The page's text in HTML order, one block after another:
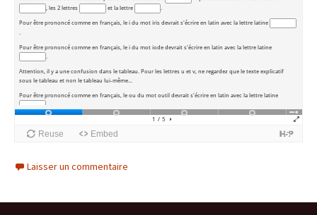
Laisser un commentaire